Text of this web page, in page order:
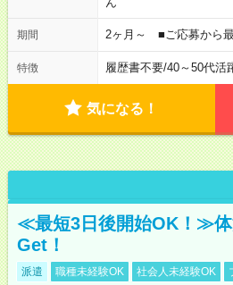
期間 2ヶ月～ ■ご応募から
特徴 履歴書不要/40～50代活
気になる！
≪最短3日後開始OK！≫体
Get！
派遣 職種未経験OK 社会人未経験OK